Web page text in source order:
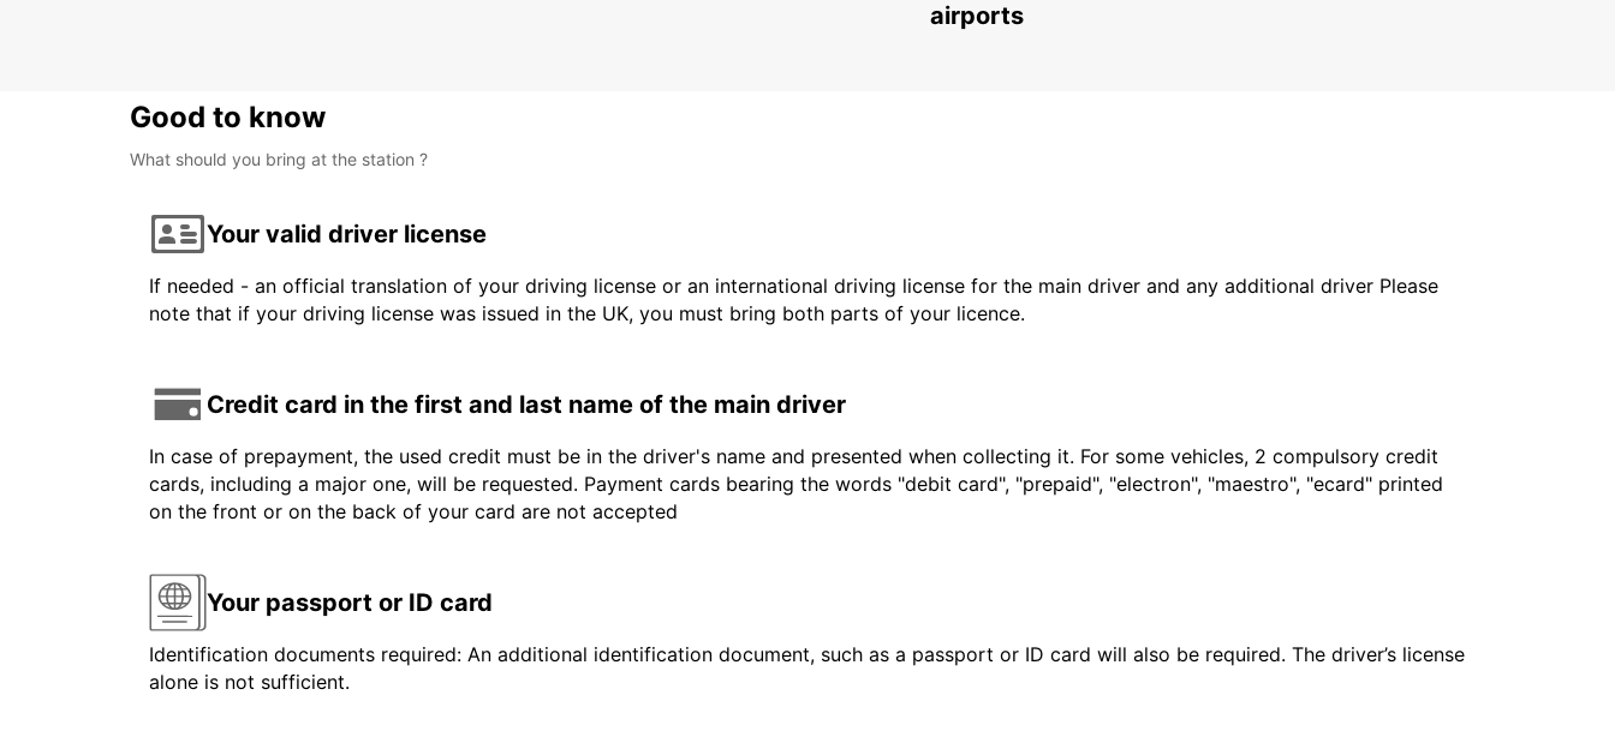
airports
Good to know
What should you bring at the station ?
Your valid driver license
If needed - an official translation of your driving license or an international driving license for the main driver and any additional driver Please
note that if your driving license was issued in the UK, you must bring both parts of your licence.
Credit card in the first and last name of the main driver
In case of prepayment, the used credit must be in the driver's name and presented when collecting it. For some vehicles, 2 compulsory credit
cards, including a major one, will be requested. Payment cards bearing the words "debit card", "prepaid", "electron", "maestro", "ecard" printed
on the front or on the back of your card are not accepted
Your passport or ID card
Identification documents required: An additional identification document, such as a passport or ID card will also be required. The driver’s license
alone is not sufficient.